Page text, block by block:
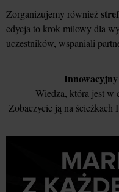
Zorganizujemy również
edycja to krok milowy dla
uczestników, wspaniali
Innowacyjny
Wiedza, która jest w
Zobaczycie ją na ścieżkach I